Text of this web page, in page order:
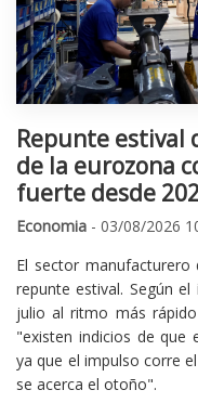
Repunte estival
de la eurozona
fuerte desde
Economia - 03/08/2026
El sector
repunte estival. Según
julio al ritmo más
"existen indicios de que
ya que el impulso corre
se acerca el otoño".